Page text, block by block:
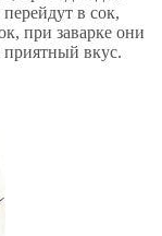
в сок,
при заварке они
приятный вкус.